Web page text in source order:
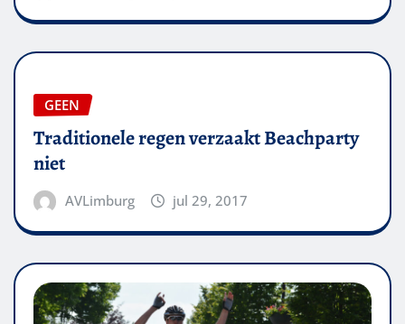
GEEN
Traditionele regen verzaakt Beachparty
niet
AVLimburg jul 29, 2017